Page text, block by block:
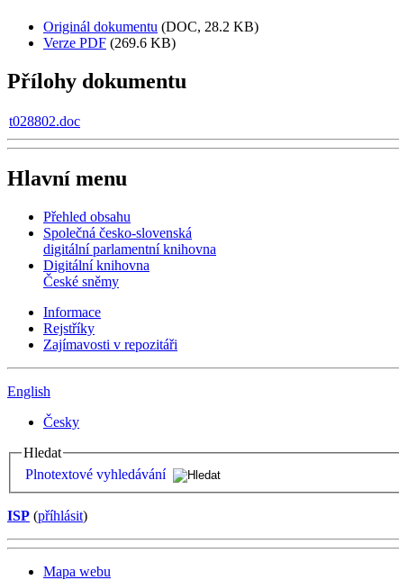
Originál dokumentu (DOC, 28.2 KB)
Verze PDF (269.6 KB)
Přílohy dokumentu
t028802.doc
Hlavní menu
Přehled obsahu
Společná česko-slovenská
digitální parlamentní knihovna
Digitální knihovna
České sněmy
Informace
Rejstříky
Zajímavosti v repozitáři
English
Česky
Hledat
Plnotextové vyhledávání
ISP (příhlásit)
Mapa webu